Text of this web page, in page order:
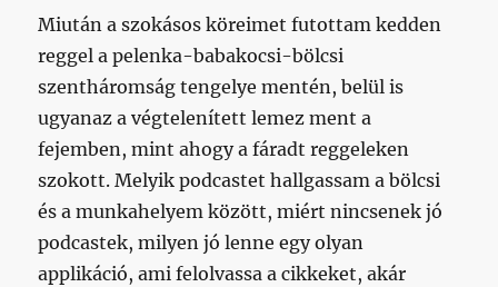
Miután a szokásos köreimet futottam kedden
reggel a pelenka-babakocsi-bölcsi
szentháromság tengelye mentén, belül is
ugyanaz a végtelenített lemez ment a
fejemben, mint ahogy a fáradt reggeleken
szokott. Melyik podcastet hallgassam a bölcsi
és a munkahelyem között, miért nincsenek jó
podcastek, milyen jó lenne egy olyan
applikáció, ami felolvassa a cikkeket, akár